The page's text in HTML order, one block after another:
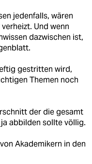
jedenfalls, wären
Und wenn
dazwischen ist,
gestritten wird,
Themen noch
der die gesamt
abbilden sollte völlig.
Akademikern in den